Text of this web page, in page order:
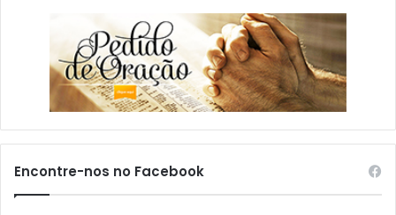
Encontre-nos no Facebook